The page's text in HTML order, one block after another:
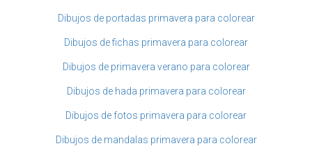
Dibujos de portadas primavera para colorear
Dibujos de fichas primavera para colorear
Dibujos de primavera verano para colorear
Dibujos de hada primavera para colorear
Dibujos de fotos primavera para colorear
Dibujos de mandalas primavera para colorear